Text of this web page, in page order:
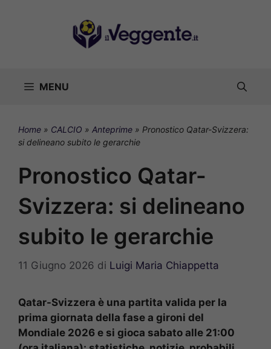
MENU
Home » CALCIO » Anteprime » Pronostico Qatar-Svizzera:
si delineano subito le gerarchie
Pronostico Qatar-
Svizzera: si delineano
subito le gerarchie
11 Giugno 2026 di Luigi Maria Chiappetta
Qatar-Svizzera è una partita valida per la
prima giornata della fase a gironi del
Mondiale 2026 e si gioca sabato alle 21:00